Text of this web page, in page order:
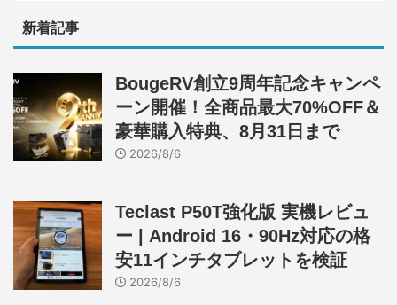
新着記事
BougeRV創立9周年記念キャンペ
ーン開催！全商品最大70%OFF＆
豪華購入特典、8月31日まで
2026/8/6
Teclast P50T強化版 実機レビュ
ー | Android 16・90Hz対応の格
安11インチタブレットを検証
2026/8/6